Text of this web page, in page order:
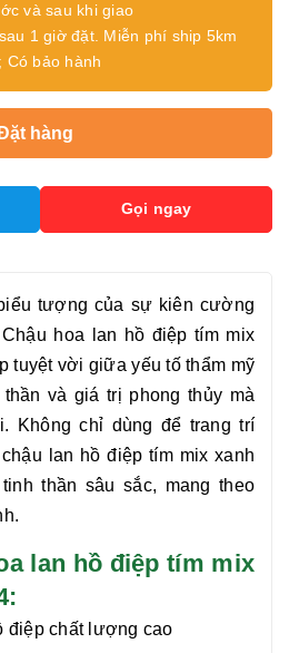
và sau khi giao
1 giờ đặt. Miễn phí ship 5km
Có bảo hành
hàng
Gọi ngay
tượng của sự kiên cường
hoa
lan hồ điệp tím mix
tuyệt vời giữa yếu tố thẩm mỹ
và giá trị phong thủy mà
Không chỉ dùng để trang trí
lan hồ điệp tím mix xanh
thần sâu sắc, mang theo
lan hồ điệp tím mix
điệp chất lượng cao